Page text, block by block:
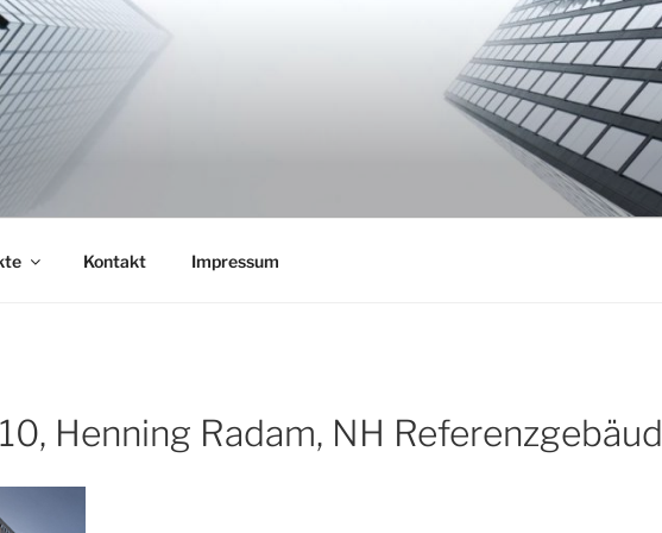
Kontakt Impressum
Henning Radam, NH